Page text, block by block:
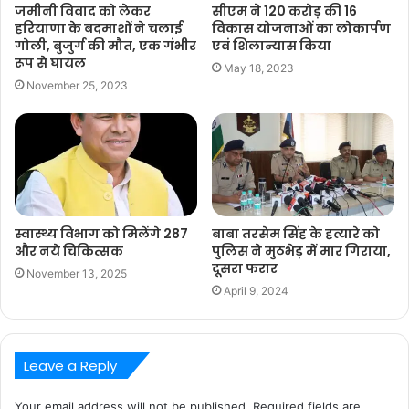
जमीनी विवाद को लेकर
हरियाणा के बदमाशों ने चलाई
गोली, बुजुर्ग की मौत, एक गंभीर
रूप से घायल
November 25, 2023
सीएम ने 120 करोड़ की 16
विकास योजनाओं का लोकार्पण
एवं शिलान्यास किया
May 18, 2023
स्वास्थ्य विभाग को मिलेंगे 287
और नये चिकित्सक
November 13, 2025
बाबा तरसेम सिंह के हत्यारे को
पुलिस ने मुठभेड़ में मार गिराया,
दूसरा फरार
April 9, 2024
Leave a Reply